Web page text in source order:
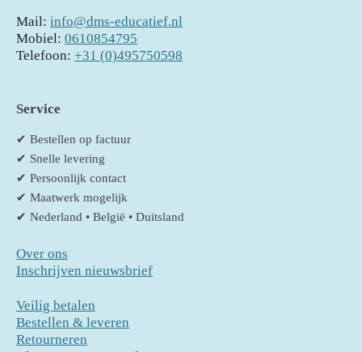
Mail: info@dms-educatief.nl
Mobiel: 0610854795
Telefoon: +31 (0)495750598
Service
✔ Bestellen op factuur
✔ Snelle levering
✔ Persoonlijk contact
✔ Maatwerk mogelijk
✔ Nederland • België • Duitsland
Over ons
Inschrijven nieuwsbrief
Veilig betalen
Bestellen & leveren
Retourneren